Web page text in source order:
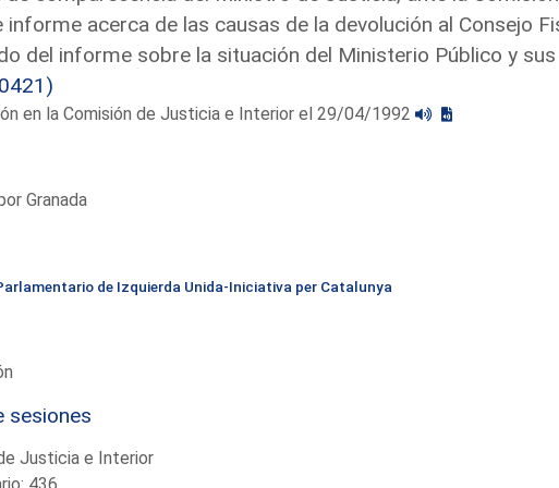
informe acerca de las causas de la devolución al Consejo
del informe sobre la situación del Ministerio Público y
en la Comisión de Justicia e Interior el 29/04/1992
Granada
de Izquierda Unida-Iniciativa per Catalunya
sesiones
Justicia e Interior
436